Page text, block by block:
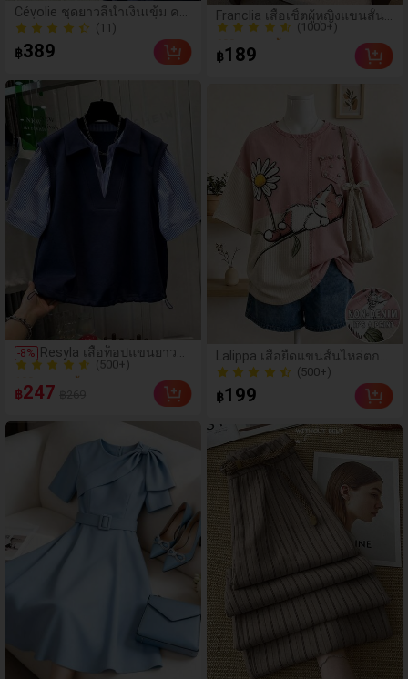
Cévolie ชุดยาวสีน้ำเงินเข้ม คอ
เหลี่ยม จับจีบ เอวเข้ารูป ที่ช่วย
เสริมรูปร่าง และสามารถสวมใส่
แบบเปิดไหล่ได้ เหมาะสำหรับฤดู
ผ่อนที่ชายหาด
(11)
฿389
-8% Resyla เสื้อท็อปแขนยาว
ลายทางปะติดลำลอง
สำหรับผู้หญิง, เหมาะ
สำหรับใส่ไปทำงานและใส่
(500+)
100+ ขายแล้ว
100+ ขายแล้ว
฿247
Franclia เสื้อเชิ้ตผู้หญิงแขนสั้น
คอระบายกระดุมเดี่ยวลายทาง
(1000+)
600+ ขายแล้ว
600+ ขายแล้ว
฿189
Lalippa เสื้อยืดแขนสั้นไหล่ตก
ทรงหลวมพิมพ์ลายแมวและ
ดอกไม้แบบดิจิทัลสำหรับผู้หญิง
(500+)
฿199